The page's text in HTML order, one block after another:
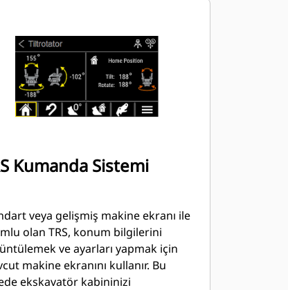
Kumanda Sistemi
veya gelişmiş makine ekranı ile
olan TRS, konum bilgilerini
ve ayarları yapmak için
makine ekranını kullanır. Bu
ekskavatör kabininizi